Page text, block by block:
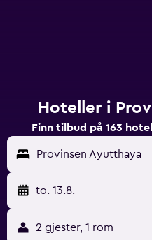
Hoteller i
Finn tilbud på 163
Provinsen Ayutthaya
to. 13.8.
2 gjester, 1 rom